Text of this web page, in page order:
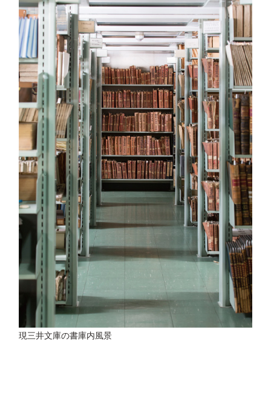
現三井文庫の書庫内風景